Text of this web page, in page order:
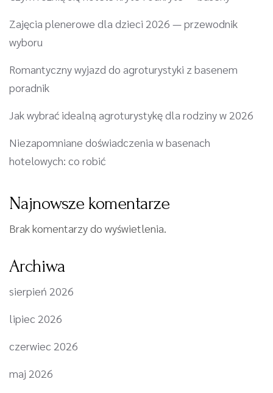
Zajęcia plenerowe dla dzieci 2026 — przewodnik
wyboru
Romantyczny wyjazd do agroturystyki z basenem
poradnik
Jak wybrać idealną agroturystykę dla rodziny w 2026
Niezapomniane doświadczenia w basenach
hotelowych: co robić
Najnowsze komentarze
Brak komentarzy do wyświetlenia.
Archiwa
sierpień 2026
lipiec 2026
czerwiec 2026
maj 2026